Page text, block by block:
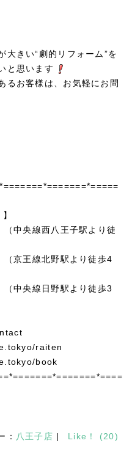
大きい“劇的リフォーム”を
と思います
るお客様は、お気軽にお問
中央線西八王子駅より徒
京王線北野駅より徒歩4
中央線日野駅より徒歩3
raiten
book
： 八王子店 | Like！ (20)